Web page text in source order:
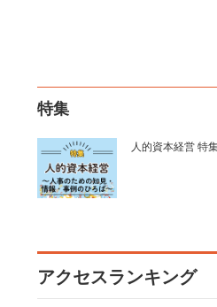
特集
人的資本経営 特
アクセスランキング